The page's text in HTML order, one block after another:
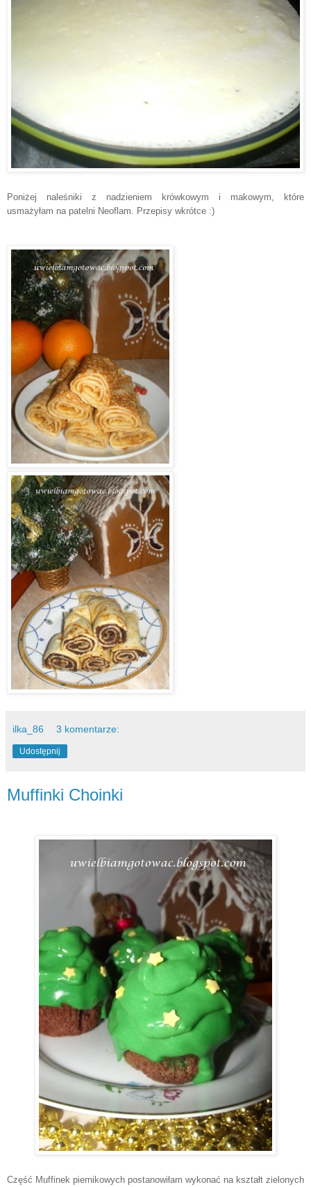
Poniżej naleśniki z nadzieniem krówkowym i makowym, które
usmażyłam na patelni Neoflam. Przepisy wkrótce :)
ilka_86 3 komentarze:
Udostępnij
Muffinki Choinki
Część Muffinek piernikowych postanowiłam wykonać na kształt zielonych